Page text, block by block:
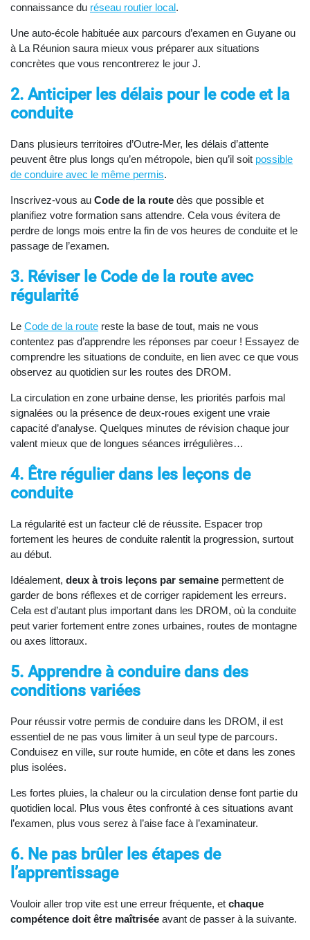
connaissance du réseau routier local.
Une auto-école habituée aux parcours d’examen en Guyane ou
à La Réunion saura mieux vous préparer aux situations
concrètes que vous rencontrerez le jour J.
2. Anticiper les délais pour le code et la
conduite
Dans plusieurs territoires d’Outre-Mer, les délais d’attente
peuvent être plus longs qu’en métropole, bien qu’il soit possible
de conduire avec le même permis.
Inscrivez-vous au Code de la route dès que possible et
planifiez votre formation sans attendre. Cela vous évitera de
perdre de longs mois entre la fin de vos heures de conduite et le
passage de l’examen.
3. Réviser le Code de la route avec
régularité
Le Code de la route reste la base de tout, mais ne vous
contentez pas d’apprendre les réponses par coeur ! Essayez de
comprendre les situations de conduite, en lien avec ce que vous
observez au quotidien sur les routes des DROM.
La circulation en zone urbaine dense, les priorités parfois mal
signalées ou la présence de deux-roues exigent une vraie
capacité d’analyse. Quelques minutes de révision chaque jour
valent mieux que de longues séances irrégulières…
4. Être régulier dans les leçons de
conduite
La régularité est un facteur clé de réussite. Espacer trop
fortement les heures de conduite ralentit la progression, surtout
au début.
Idéalement, deux à trois leçons par semaine permettent de
garder de bons réflexes et de corriger rapidement les erreurs.
Cela est d’autant plus important dans les DROM, où la conduite
peut varier fortement entre zones urbaines, routes de montagne
ou axes littoraux.
5. Apprendre à conduire dans des
conditions variées
Pour réussir votre permis de conduire dans les DROM, il est
essentiel de ne pas vous limiter à un seul type de parcours.
Conduisez en ville, sur route humide, en côte et dans les zones
plus isolées.
Les fortes pluies, la chaleur ou la circulation dense font partie du
quotidien local. Plus vous êtes confronté à ces situations avant
l’examen, plus vous serez à l’aise face à l’examinateur.
6. Ne pas brûler les étapes de
l’apprentissage
Vouloir aller trop vite est une erreur fréquente, et chaque
compétence doit être maîtrisée avant de passer à la suivante.